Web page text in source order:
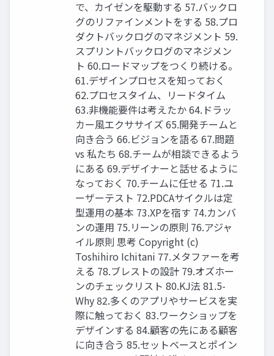
で、カイゼンを駆動する 57.バックロ
グのリファインメントをする 58.プロ
ダクトバックログのマネジメント 59.
スプリントバックログのマネジメン
ト 60.ロードマップをつくり続ける。
61.デザインプロセスを知っておく
62.プロセスタイム、リードタイム
63.⾮機能要件は考えたか 64.ドラッ
カー⾵エクササイズ 65.開発チームと
向き合う 66.ビジョンを語る 67.問題
vs 私たち 68.チームが相談できるよう
にある 69.デザイナーと話せるように
なっておく 70.チームに任せる 71.ユ
ーザーテスト 72.PDCAサイクルは定
型運⽤の基本 73.XPを宿す 74.カンバ
ンの運⽤ 75.リーンの原則 76.アジャ
イル原則 思考 Copyright (c)
Toshihiro Ichitani 77.メタファーを考
える 78.ブレストの設計 79.オズホー
ンのチェックリスト 80.KJ法 81.5-
Why 82.多くのアプリやサービスを実
際に触っておく 83.ワークショップを
デザインする 84.顧客の先にある顧客
に向き合う 85.セットベースとポイン